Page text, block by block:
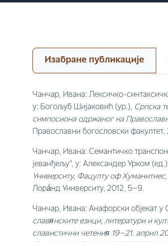
Изабране публикације
Чанчар, Ивана: Лексичко-
у: Богољуб Шијаковић (ур.), Српска
симпосиона одржаног на
Православни богословски
Чанчар, Ивана: Семантичко
јеванђељу”, у: Александер Урком
Университy, Фацултy оф
Лорáнд Университy, 2012, 5–9.
Чанчар, Ивана: Анафорски објекат
славянските езици, литератури и
славистични четения 19–21. април